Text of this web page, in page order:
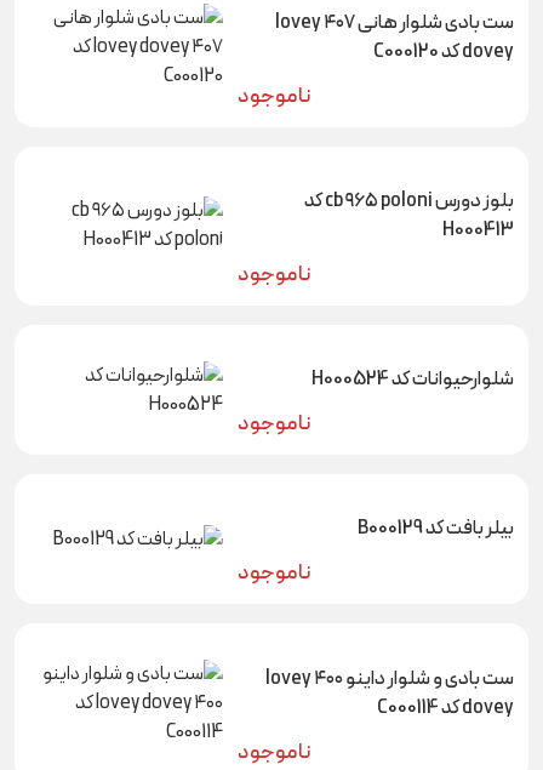
ست بادی شلوار هانی ۴۰۷ lovey
dovey کد C000120
ناموجود
بلوز دورس cb ۹۶۵ poloni کد
H000413
ناموجود
شلوارحیوانات کد H000524
ناموجود
بیلر بافت کد B000129
ناموجود
ست بادی و شلوار داینو ۴۰۰ lovey
dovey کد C000114
ناموجود